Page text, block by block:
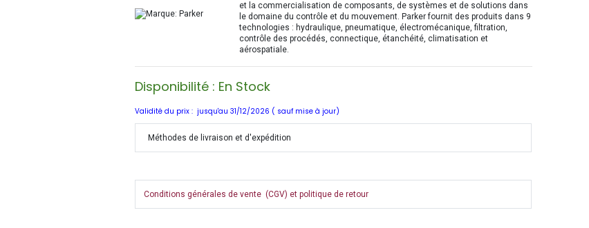
et la commercialisation de composants, de systèmes et de solutions dans
le domaine du contrôle et du mouvement. Parker fournit des produits dans 9
technologies : hydraulique, pneumatique, électromécanique, filtration,
contrôle des procédés, connectique, étanchéité, climatisation et
aérospatiale.
Disponibilité : En Stock
Validité du prix : jusqu'au 31/12/2026 ( sauf mise à jour)
Méthodes de livraison et d'expédition
Conditions générales de vente (CGV) et politique de retour